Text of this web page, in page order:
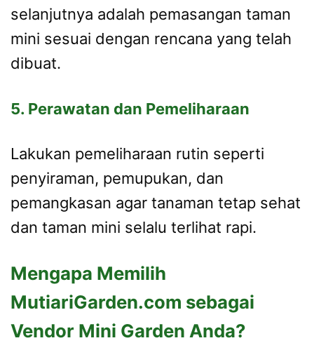
selanjutnya adalah pemasangan taman
mini sesuai dengan rencana yang telah
dibuat.
5. Perawatan dan Pemeliharaan
Lakukan pemeliharaan rutin seperti
penyiraman, pemupukan, dan
pemangkasan agar tanaman tetap sehat
dan taman mini selalu terlihat rapi.
Mengapa Memilih
MutiariGarden.com sebagai
Vendor Mini Garden Anda?